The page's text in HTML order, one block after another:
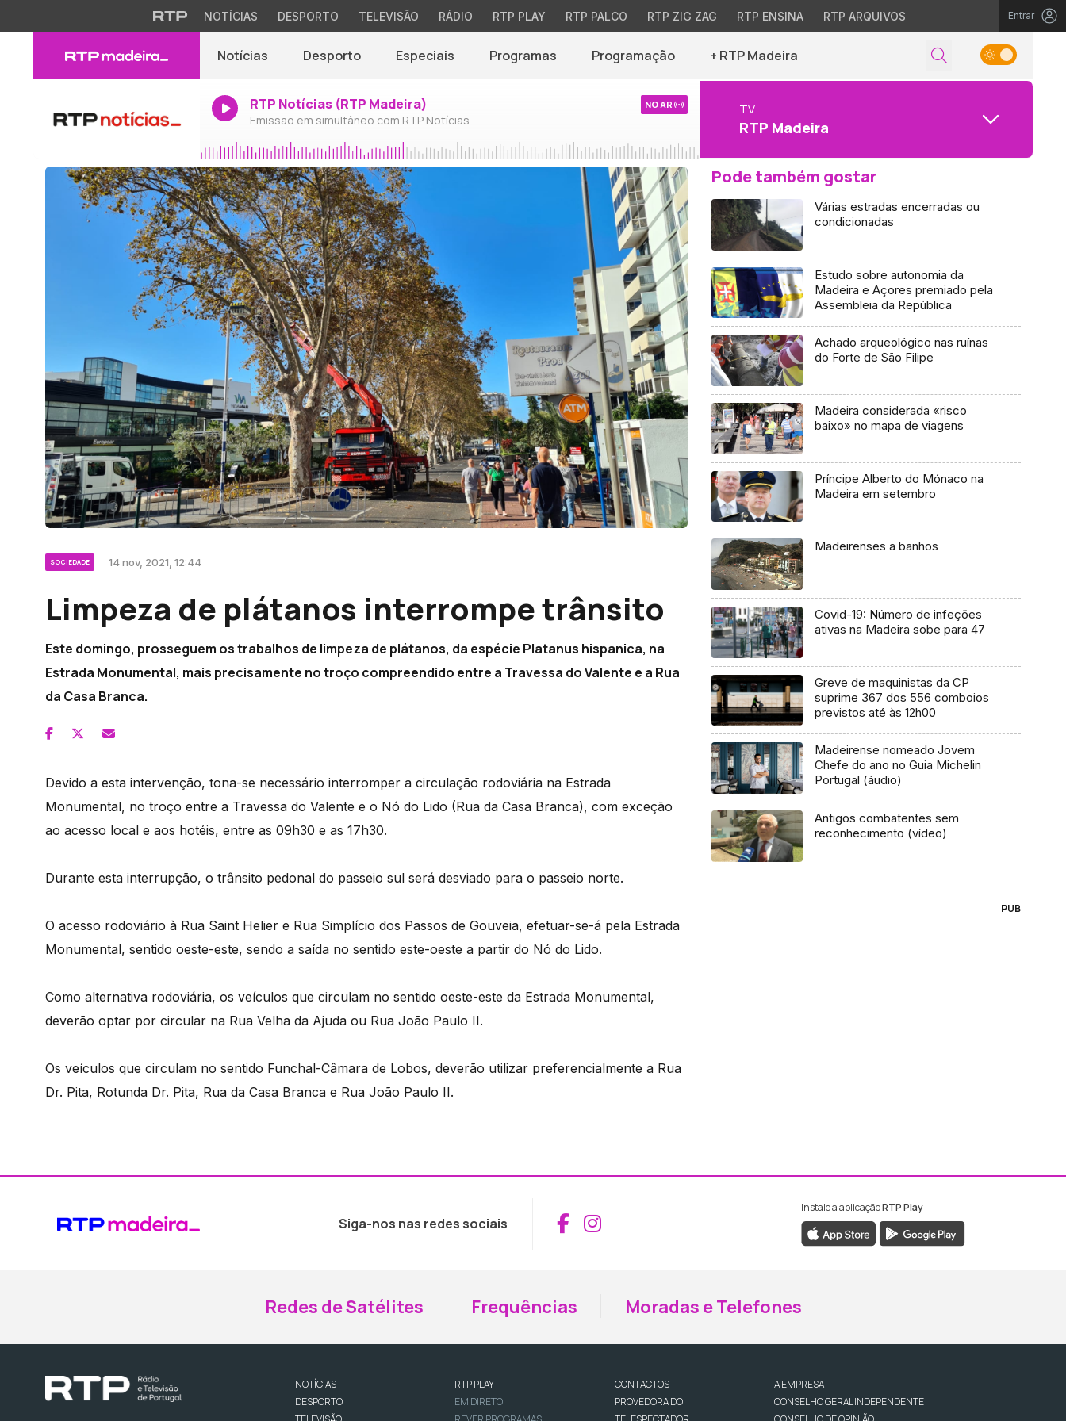
NOTÍCIAS DESPORTO TELEVISÃO RÁDIO RTP PLAY RTP PALCO RTP ZIG ZAG RTP ENSINA RTP ARQUIVOS Entrar
Notícias Desporto Especiais Programas Programação + RTP Madeira
RTP Notícias (RTP Madeira)
Emissão em simultâneo com RTP Notícias
NO AR TV
RTP Madeira
SOCIEDADE 14 nov, 2021, 12:44
Limpeza de plátanos interrompe trânsito
Este domingo, prosseguem os trabalhos de limpeza de plátanos, da espécie Platanus hispanica, na
Estrada Monumental, mais precisamente no troço compreendido entre a Travessa do Valente e a Rua
da Casa Branca.
Devido a esta intervenção, tona-se necessário interromper a circulação rodoviária na Estrada
Monumental, no troço entre a Travessa do Valente e o Nó do Lido (Rua da Casa Branca), com exceção
ao acesso local e aos hotéis, entre as 09h30 e as 17h30.
Durante esta interrupção, o trânsito pedonal do passeio sul será desviado para o passeio norte.
O acesso rodoviário à Rua Saint Helier e Rua Simplício dos Passos de Gouveia, efetuar-se-á pela Estrada
Monumental, sentido oeste-este, sendo a saída no sentido este-oeste a partir do Nó do Lido.
Como alternativa rodoviária, os veículos que circulam no sentido oeste-este da Estrada Monumental,
deverão optar por circular na Rua Velha da Ajuda ou Rua João Paulo II.
Os veículos que circulam no sentido Funchal-Câmara de Lobos, deverão utilizar preferencialmente a Rua
Dr. Pita, Rotunda Dr. Pita, Rua da Casa Branca e Rua João Paulo II.
Pode também gostar
Várias estradas encerradas ou
condicionadas
Estudo sobre autonomia da
Madeira e Açores premiado pela
Assembleia da República
Achado arqueológico nas ruínas
do Forte de São Filipe
Madeira considerada «risco
baixo» no mapa de viagens
Príncipe Alberto do Mónaco na
Madeira em setembro
Madeirenses a banhos
Covid-19: Número de infeções
ativas na Madeira sobe para 47
Greve de maquinistas da CP
suprime 367 dos 556 comboios
previstos até às 12h00
Madeirense nomeado Jovem
Chefe do ano no Guia Michelin
Portugal (áudio)
Antigos combatentes sem
reconhecimento (vídeo)
PUB
Siga-nos nas redes sociais Aceder ao Facebook da RTP Madeira
Aceder ao Instagram da RTP Madeira
Instale a aplicaçãoRTP Play
Redes de Satélites Frequências Moradas e Telefones
NOTÍCIAS
DESPORTO
RTP PLAY
EM DIRETO
CONTACTOS
PROVEDORA DO
A EMPRESA
CONSELHO GERAL INDEPENDENTE